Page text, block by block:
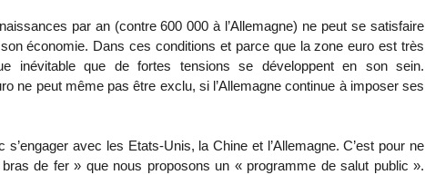
par an (contre 600 000 à l’Allemagne) ne peut se satisfaire
économie. Dans ces conditions et parce que la zone euro est très
inévitable que de fortes tensions se développent en son sein.
ne peut même pas être exclu, si l’Allemagne continue à imposer ses
avec les Etats-Unis, la Chine et l’Allemagne. C’est pour ne
de fer » que nous proposons un « programme de salut public ».